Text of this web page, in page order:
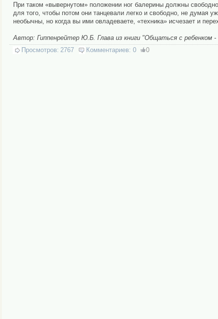
При таком «вывернутом» положении ног балерины должны
для того, чтобы потом они танцевали легко и свободно, не думая
необычны, но когда вы ими овладеваете, «техника» исчезает и
Автор: Гиппенрейтер Ю.Б. Глава из книги "Общаться с ребенком -
Просмотров: 2767 Комментариев: 0 0